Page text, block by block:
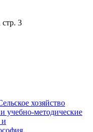
3
хозяйство
учебно-методические
и